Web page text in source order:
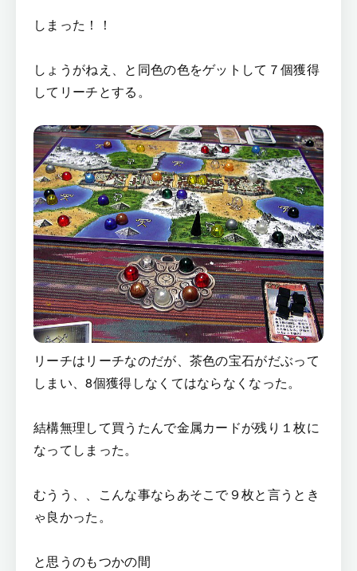
しまった！！
しょうがねえ、と同色の色をゲットして７個獲得
してリーチとする。
リーチはリーチなのだが、茶色の宝石がだぶって
しまい、8個獲得しなくてはならなくなった。
結構無理して買うたんで金属カードが残り１枚に
なってしまった。
むうう、、こんな事ならあそこで９枚と言うとき
ゃ良かった。
と思うのもつかの間